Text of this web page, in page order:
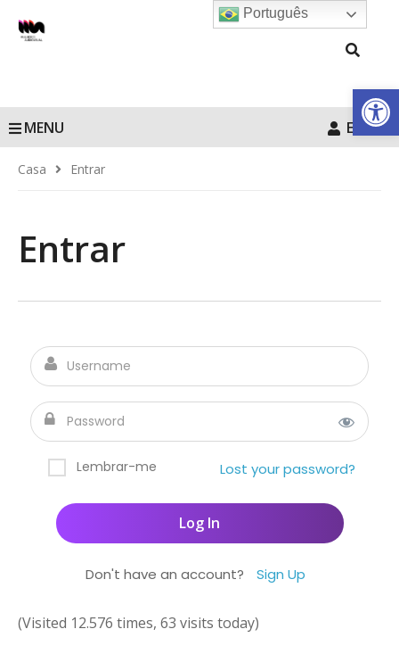
Barra de
MENU Entrar
Casa Entrar
Entrar
Lembrar-me Lost your password?
Don't have an account? Sign Up
(Visited 12.576 times, 63 visits today)
Português